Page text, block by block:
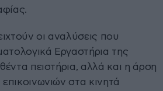
οι αναλύσεις που
Εργαστήρια της
πειστήρια, αλλά και η άρση
στα κινητά